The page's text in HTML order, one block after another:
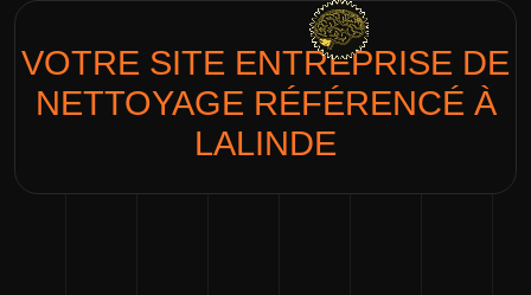
VOTRE SITE ENTREPRISE DE
NETTOYAGE RÉFÉRENCÉ À
LALINDE